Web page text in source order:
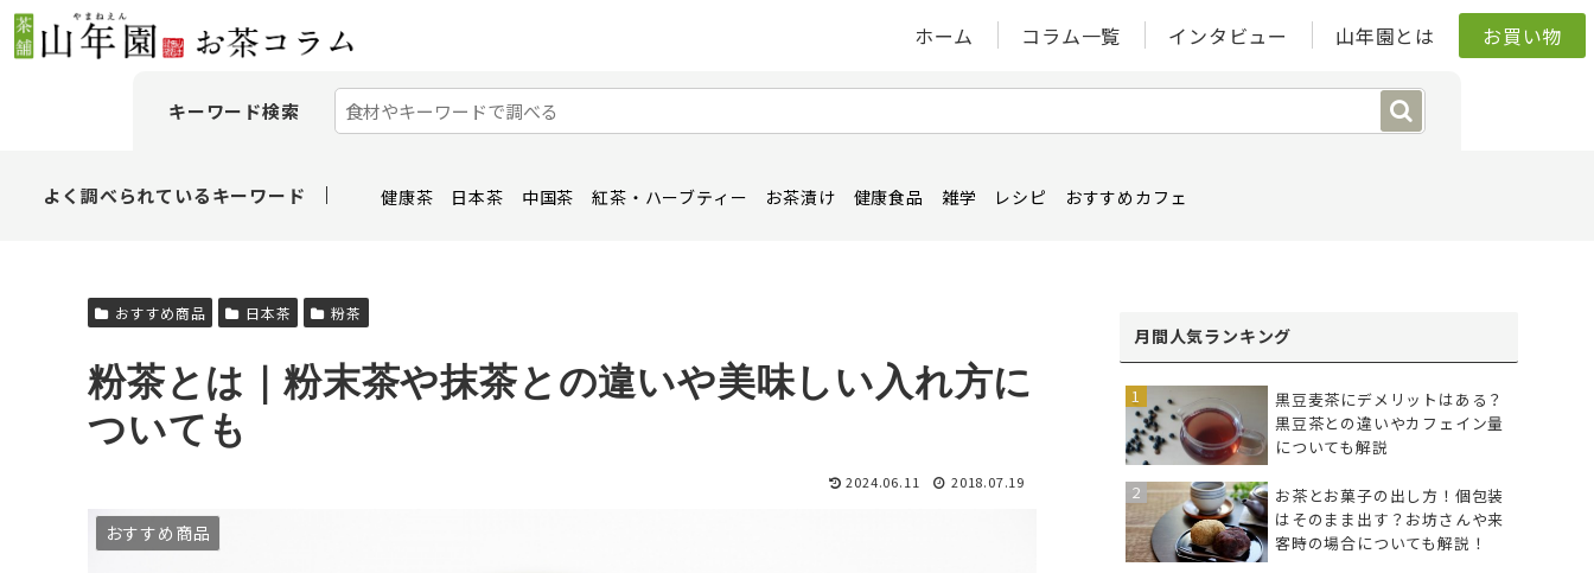
ホーム コラム一覧 インタビュー 山年園とは お買い物
キーワード検索
よく調べられているキーワード 健康茶 日本茶 中国茶 紅茶・ハーブティー お茶漬け 健康食品 雑学 レシピ おすすめカフェ
おすすめ商品 日本茶 粉茶
粉茶とは｜粉末茶や抹茶との違いや美味しい入れ方に
ついても
2024.06.11 2018.07.19
おすすめ商品
月間人気ランキング
黒豆麦茶にデメリットはある？
黒豆茶との違いやカフェイン量
についても解説
お茶とお菓子の出し方！個包装
はそのまま出す？お坊さんや来
客時の場合についても解説！